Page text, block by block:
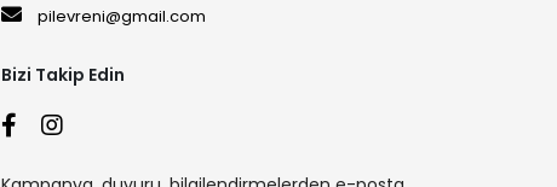
pilevreni@gmail.com
Bizi Takip Edin